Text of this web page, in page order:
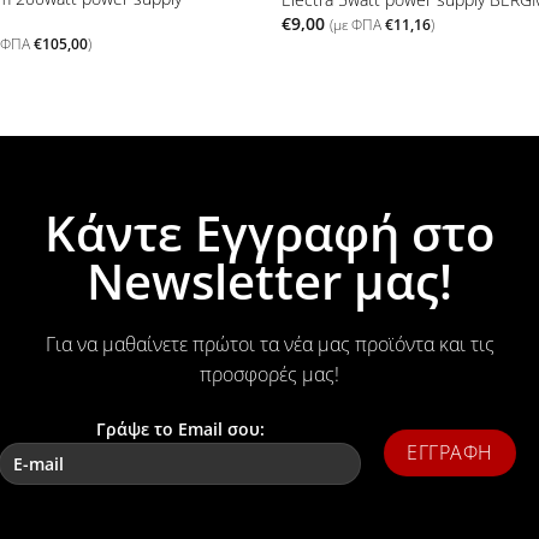
ΦΠΑ €105,00)
€9,00 (με ΦΠΑ €11,16)
Κάντε Εγγραφή στο
Newsletter μας!
Για να μαθαίνετε πρώτοι τα νέα μας προϊόντα και τις
προσφορές μας!
Γράψε το Email σου: